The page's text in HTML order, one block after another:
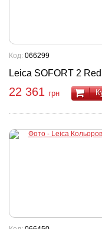
Leica SOFORT 2
Код: 066299
22 361 грн